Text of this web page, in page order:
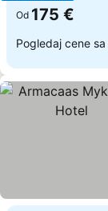
Od 175 €
Pogledaj cene sa